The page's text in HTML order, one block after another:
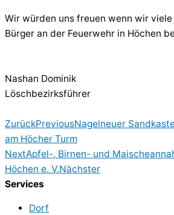
Wir würden uns freuen wenn wir
Bürger an der Feuerwehr in Höchen
Nashan Dominik
Löschbezirksführer
ZurückPreviousNagelneuer
am Höcher Turm
NextApfel-, Birnen- und
Höchen e. V.Nächster
Services
Dorf